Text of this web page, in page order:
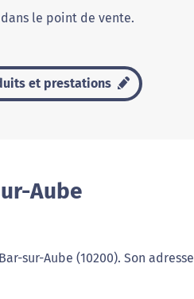
le point de vente.
et prestations
Aube
sur-Aube (10200). Son